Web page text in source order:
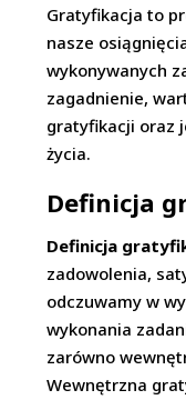
Gratyfikacja to
nasze
wykonywanych
zagadnienie,
gratyfikacji oraz
życia.
Definicja
Definicja
zadowolenia,
odczuwamy w
wykonania
zarówno
Wewnętrzna